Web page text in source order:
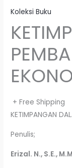
Koleksi Buku
+ Free Shipping
KETIMPANGAN
Penulis;
Erizal. N., S.E., M.M